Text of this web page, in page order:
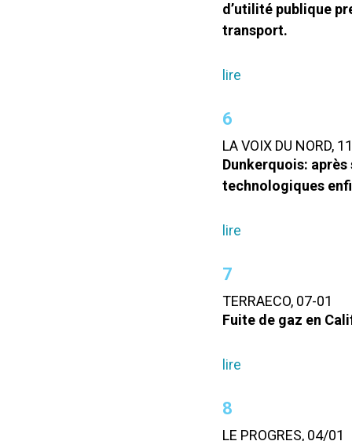
d’utilité publique
transport.
lire
6
LA VOIX DU NORD,
Dunkerquois:
technologiques
lire
7
TERRAECO, 07-01
Fuite de gaz en
lire
8
LE PROGRES, 04/01